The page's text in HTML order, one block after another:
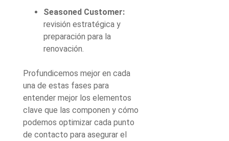
Seasoned Customer:
revisión estratégica y
preparación para la
renovación.
Profundicemos mejor en cada
una de estas fases para
entender mejor los elementos
clave que las componen y cómo
podemos optimizar cada punto
de contacto para asegurar el